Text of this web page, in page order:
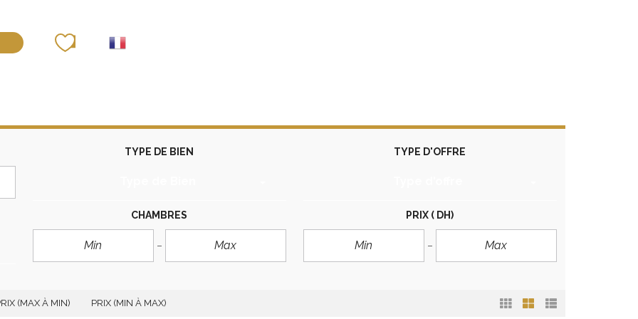
TYPE DE BIEN TYPE D'OFFRE
CHAMBRES PRIX ( DH)
(MAX À MIN) PRIX (MIN À MAX)